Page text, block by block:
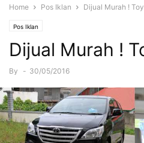
Home Pos Iklan Dijual Murah !
Pos Iklan
Dijual Murah !
By - 30/05/2016